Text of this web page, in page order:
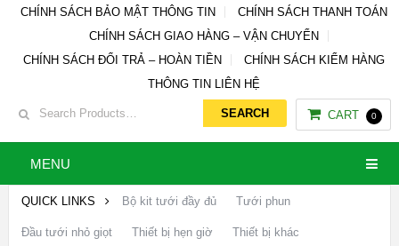
CHÍNH SÁCH BẢO MẬT THÔNG TIN
CHÍNH SÁCH THANH TOÁN
CHÍNH SÁCH GIAO HÀNG – VẬN CHUYỂN
CHÍNH SÁCH ĐỔI TRẢ – HOÀN TIỀN
CHÍNH SÁCH KIỂM HÀNG
THÔNG TIN LIÊN HỆ
CART 0
MENU
QUICK LINKS Bộ kit tưới đầy đủ Tưới phun
Đầu tưới nhỏ giọt Thiết bị hẹn giờ Thiết bị khác